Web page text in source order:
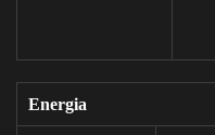
Energia